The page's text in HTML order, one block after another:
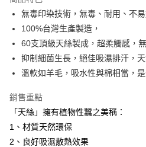
臺灣中小企業銀行
匯豐（台灣）商業銀行
聯邦商業銀行
元大商業銀行
玉山商業銀行
台灣樂天信用卡公司
國泰世華商業銀行
匯豐（台灣）商業銀行
聯邦商業銀行
元大商業銀行
玉山商業銀行
台灣樂天信用卡公司
上海商業儲蓄銀行
國泰世華商業銀行
臺灣中小企業銀行
聯邦商業銀行
元大商業銀行
台新國際商業銀行
台灣樂天信用卡公司
Apple Pay
悠遊付
Google Pay
全盈+PAY
AFTEE先享後付
相關說明
無毒印染技術，無毒、耐用、不易
100%台灣生產製造，
60支頂級天絲製成，超柔觸感，
抑制細菌生長，絕佳吸濕排汗，天
溫軟如羊毛，吸水性與棉相當，
銷售重點
「天絲」擁有植物性蠶之美稱：
1、材質天然環保
2、良好吸濕散熱效果